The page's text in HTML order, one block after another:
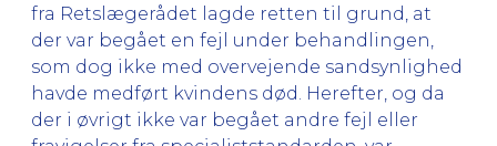
fra Retslægerådet lagde retten til grund, at
der var begået en fejl under behandlingen,
som dog ikke med overvejende sandsynlighed
havde medført kvindens død. Herefter, og da
der i øvrigt ikke var begået andre fejl eller